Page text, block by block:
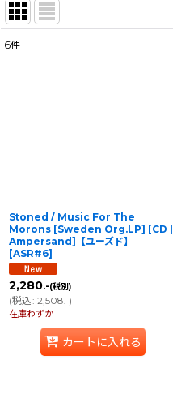
6件
Stoned / Music For The
Morons [Sweden Org.LP] [CD |
Ampersand]【ユーズド】
[ASR#6]
2,280.-(税別)
(税込: 2,508.-)
在庫わずか
カートに入れる